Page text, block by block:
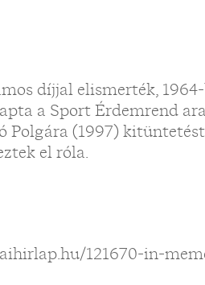
díjjal elismerték,
a Sport Érdemrend
Polgára (1997)
el róla.
121670-in-